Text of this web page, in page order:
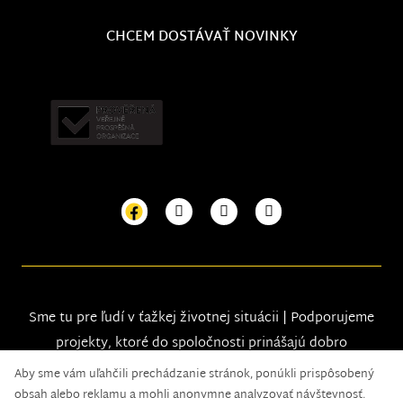
CHCEM DOSTÁVAŤ NOVINKY
Sme tu pre ľudí v ťažkej životnej situácii | Podporujeme
projekty, ktoré do spoločnosti prinášajú dobro
Aby sme vám uľahčili prechádzanie stránok, ponúkli prispôsobený